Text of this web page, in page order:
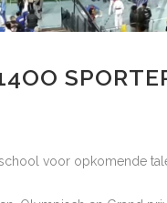
voor opkomende